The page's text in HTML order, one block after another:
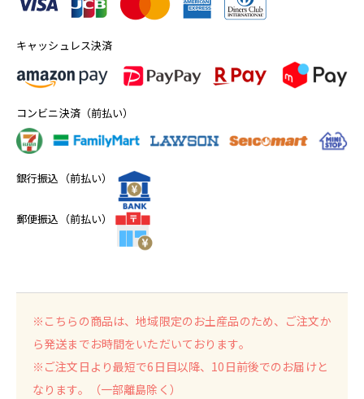
キャッシュレス決済
コンビニ決済（前払い）
銀行振込（前払い）
郵便振込（前払い）
※こちらの商品は、地域限定のお土産品のため、ご注文か
ら発送までお時間をいただいております。
※ご注文日より最短で6日目以降、10日前後でのお届けと
なります。（一部離島除く）